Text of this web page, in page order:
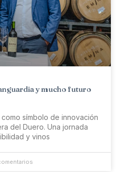
y mucho futuro
símbolo de innovación
del Duero. Una jornada
y vinos